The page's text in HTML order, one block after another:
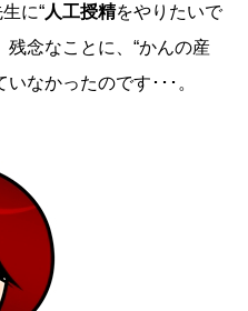
に“人工授精をやりたいで
残念なことに、“かんの産
なかったのです･･･。